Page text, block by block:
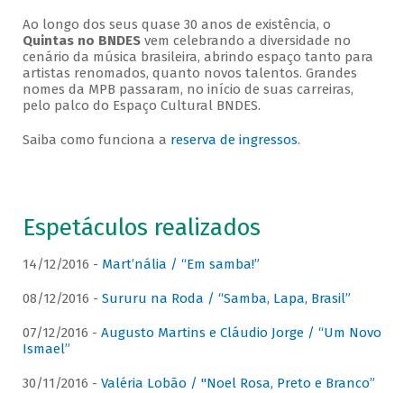
Ao longo dos seus quase 30 anos de existência, o
Quintas no BNDESvem celebrando a diversidade no
cenário da música brasileira, abrindo espaço tanto para
artistas renomados, quanto novos talentos. Grandes
nomes da MPB passaram, no início de suas carreiras,
pelo palco do Espaço Cultural BNDES.
Saiba como funciona a reserva de ingressos.
Espetáculos realizados
14/12/2016 - Mart’nália / “Em samba!”
08/12/2016 - Sururu na Roda / “Samba, Lapa, Brasil”
07/12/2016 - Augusto Martins e Cláudio Jorge / “Um Novo
Ismael”
30/11/2016 - Valéria Lobão / "Noel Rosa, Preto e Branco”